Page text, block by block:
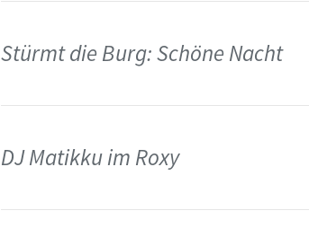
Stürmt die Burg: Schöne Nacht
DJ Matikku im Roxy